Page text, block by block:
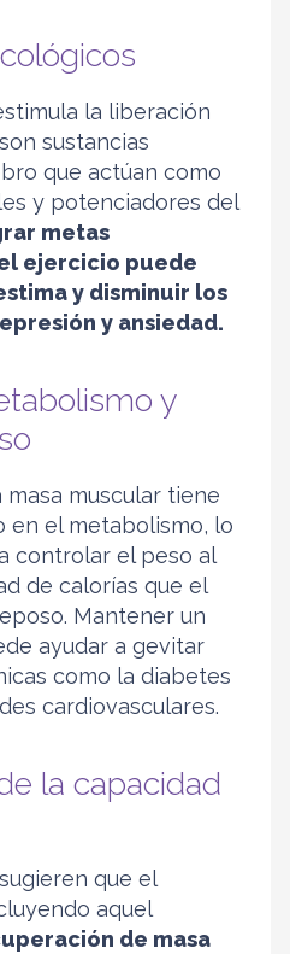
la liberación
sustancias
que actúan como
y potenciadores del
metas
ejercicio puede
y disminuir los
y ansiedad.
y
muscular tiene
en el metabolismo, lo
controlar el peso al
de calorías que el
Mantener un
ayudar a gevitar
como la diabetes
cardiovasculares.
la capacidad
que el
aquel
de masa